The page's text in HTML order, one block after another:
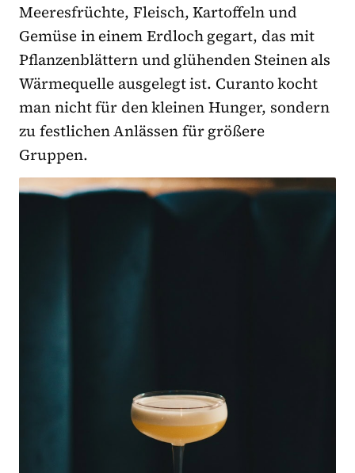
Meeresfrüchte, Fleisch, Kartoffeln und
Gemüse in einem Erdloch gegart, das mit
Pflanzenblättern und glühenden Steinen als
Wärmequelle ausgelegt ist. Curanto kocht
man nicht für den kleinen Hunger, sondern
zu festlichen Anlässen für größere
Gruppen.